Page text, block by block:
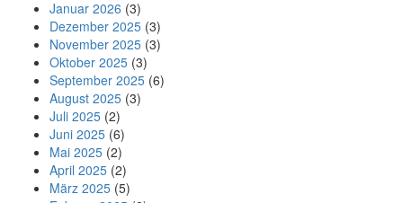
Januar 2026 (3)
Dezember 2025 (3)
November 2025 (3)
Oktober 2025 (3)
September 2025 (6)
August 2025 (3)
Juli 2025 (2)
Juni 2025 (6)
Mai 2025 (2)
April 2025 (2)
März 2025 (5)